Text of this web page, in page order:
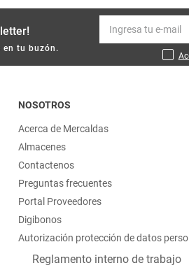
en tu buzón.
NOSOTROS
Acerca de Mercaldas
Almacenes
Contactenos
Preguntas frecuentes
Portal Proveedores
Digibonos
Autorización protección de datos
Reglamento interno de trabajo